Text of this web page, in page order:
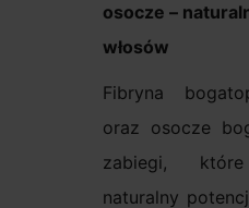
osocze –
włosów
Fibryna
oraz osocze
zabiegi,
naturalny